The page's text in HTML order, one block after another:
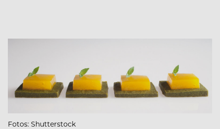
Fotos: Shutterstock